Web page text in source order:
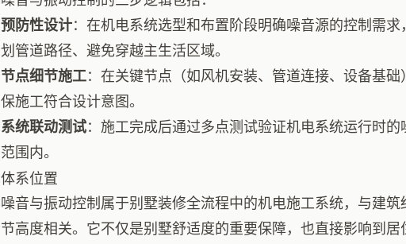
预防性设计：在机电系统选型和布置阶段明确噪音源的控制需
划管道路径、避免穿越主生活区域。
节点细节施工：在关键节点（如风机安装、管道连接、设备基
保施工符合设计意图。
系统联动测试：施工完成后通过多点测试验证机电系统运行时
范围内。
体系位置
噪音与振动控制属于别墅装修全流程中的机电施工系统，与建
节高度相关。它不仅是别墅舒适度的重要保障，也直接影响到居